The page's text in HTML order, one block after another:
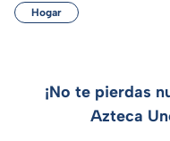
Hogar
¡No te pierdas
Azteca